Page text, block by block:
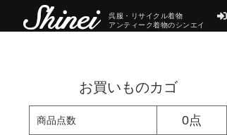
呉服・リサイクル着物
アンティーク着物のシンエイ
お買いものカゴ
商品点数 0点